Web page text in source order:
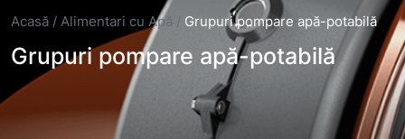
Acasă / Alimentari cu Apă / Grupuri pompare apă-potabilă
Grupuri pompare apă-potabilă